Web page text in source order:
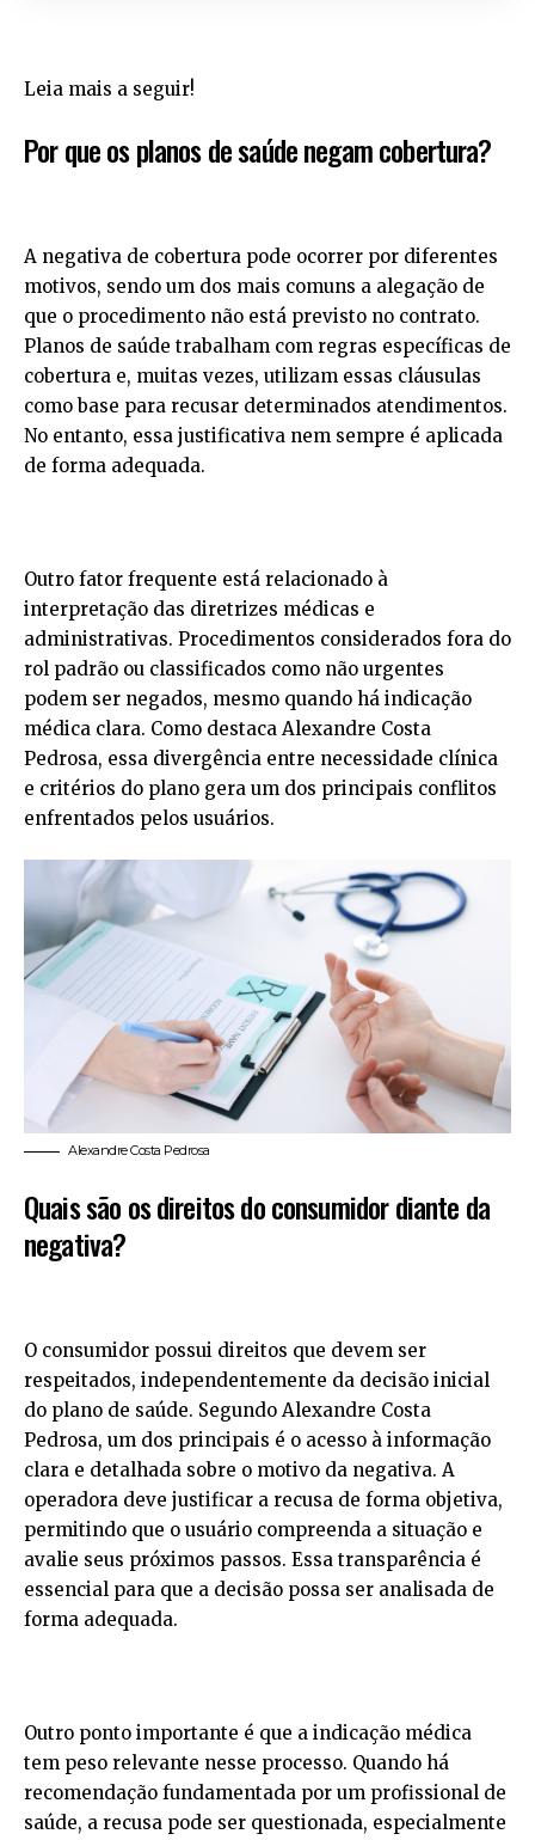
Leia mais a seguir!
Por que os planos de saúde negam cobertura?
A negativa de cobertura pode ocorrer por diferentes
motivos, sendo um dos mais comuns a alegação de
que o procedimento não está previsto no contrato.
Planos de saúde trabalham com regras específicas de
cobertura e, muitas vezes, utilizam essas cláusulas
como base para recusar determinados atendimentos.
No entanto, essa justificativa nem sempre é aplicada
de forma adequada.
Outro fator frequente está relacionado à
interpretação das diretrizes médicas e
administrativas. Procedimentos considerados fora do
rol padrão ou classificados como não urgentes
podem ser negados, mesmo quando há indicação
médica clara. Como destaca Alexandre Costa
Pedrosa, essa divergência entre necessidade clínica
e critérios do plano gera um dos principais conflitos
enfrentados pelos usuários.
Alexandre Costa Pedrosa
Quais são os direitos do consumidor diante da
negativa?
O consumidor possui direitos que devem ser
respeitados, independentemente da decisão inicial
do plano de saúde. Segundo Alexandre Costa
Pedrosa, um dos principais é o acesso à informação
clara e detalhada sobre o motivo da negativa. A
operadora deve justificar a recusa de forma objetiva,
permitindo que o usuário compreenda a situação e
avalie seus próximos passos. Essa transparência é
essencial para que a decisão possa ser analisada de
forma adequada.
Outro ponto importante é que a indicação médica
tem peso relevante nesse processo. Quando há
recomendação fundamentada por um profissional de
saúde, a recusa pode ser questionada, especialmente